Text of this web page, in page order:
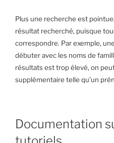
Plus une recherche est
résultat recherché, puisque
correspondre. Par exemple,
débuter avec les noms de
résultats est trop élevé, on
supplémentaire telle qu’un
Documentation